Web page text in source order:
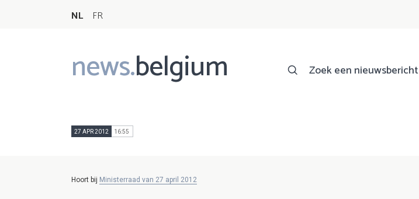
NL FR
news.belgium
Main
navigation
Zoek een nieuwsbericht
27 APR 2012 16:55
Hoort bij Ministerraad van 27 april 2012